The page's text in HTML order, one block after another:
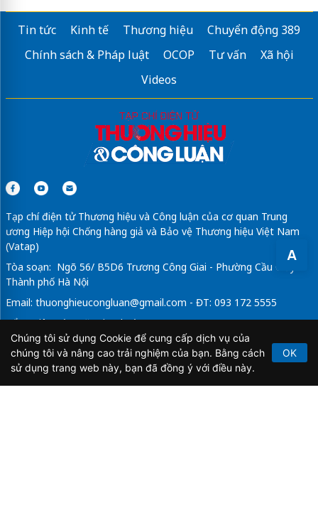
A
Tin tức Kinh tế Thương hiệu
Chuyển động 389
Chính sách & Pháp luật
OCOP Tư vấn
Xã hội
Videos
Tạp chí điện tử Thương hiệu và Công luận của cơ quan Trung
ương Hiệp hội Chống hàng giả và Bảo vệ Thương hiệu Việt Nam
(Vatap)
Tòa soạn: Ngõ 56/ B5D6 Trương Công Giai - Phường Cầu Giấy -
Thành phố Hà Nội
Email: thuonghieucongluan@gmail.com - ĐT: 093 172 5555
Tổng Biên Tập: Vũ Đức Thuận
Giấy phép hoạt động báo chí điện tử số 64/GP-BTTTT do Bộ
Thông tin và Truyền thông cấp ngày 21/2/2020.
Chúng tôi sử dụng Cookie để cung cấp dịch vụ của
chúng tôi và nâng cao trải nghiệm của bạn. Bằng cách
sử dụng trang web này, bạn đã đồng ý với điều này.
OK